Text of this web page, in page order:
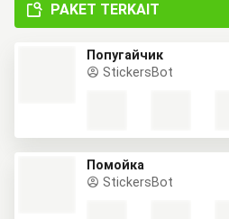
PAKET TERKAIT
Попугайчик
StickersBot
Помойка
StickersBot